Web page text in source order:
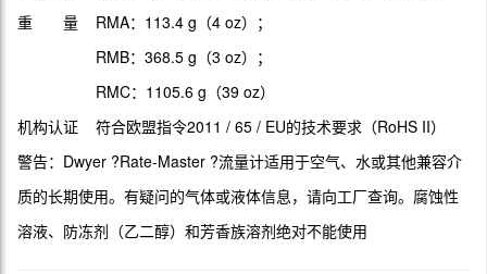
重 量 RMA：113.4 g（4 oz）；
RMB：368.5 g（3 oz）；
RMC：1105.6 g（39 oz）
机构认证 符合欧盟指令2011 / 65 / EU的技术要求（RoHS II）
警告：Dwyer ?Rate-Master ?流量计适用于空气、水或其他兼容介
质的长期使用。有疑问的气体或液体信息，请向工厂查询。腐蚀性
溶液、防冻剂（乙二醇）和芳香族溶剂绝对不能使用